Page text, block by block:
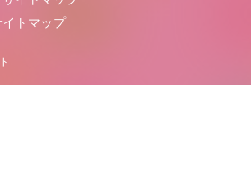
トマップ